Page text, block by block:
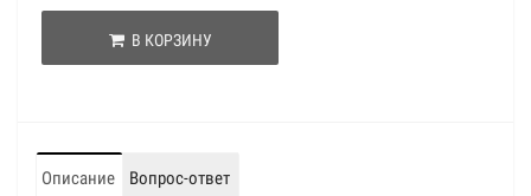
В КОРЗИНУ
Описание Вопрос-ответ